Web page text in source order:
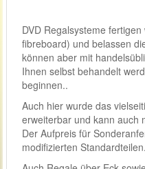
DVD Regalsysteme
fibreboard) und belassen
können aber mit
Ihnen selbst behandelt
beginnen..
Auch hier wurde das
erweiterbar und kann auch
Der Aufpreis für
modifizierten Standardteilen.